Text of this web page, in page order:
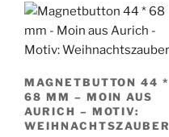
MAGNETBUTTON 44 *
68 MM – MOIN AUS
AURICH – MOTIV:
WEIHNACHTSZAUBER